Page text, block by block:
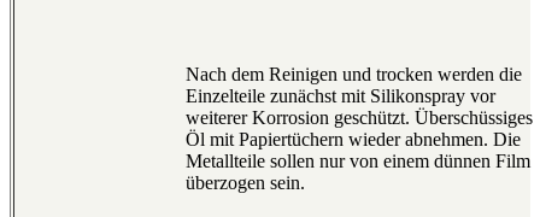
Nach dem Reinigen und trocken werden die
Einzelteile zunächst mit Silikonspray vor
weiterer Korrosion geschützt. Überschüssiges
Öl mit Papiertüchern wieder abnehmen. Die
Metallteile sollen nur von einem dünnen Film
überzogen sein.